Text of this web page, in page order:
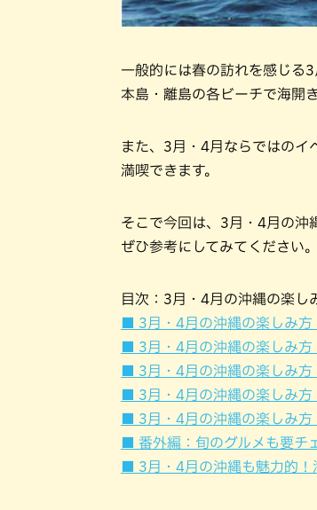
一般的には春の訪れを感じる
本島・離島の各ビーチで海開
また、3月・4月ならではのイ
満喫できます。
そこで今回は、3月・4月の沖
ぜひ参考にしてみてください。
目次：3月・4月の沖縄の楽し
■ 3月・4月の沖縄の楽しみ方
■ 3月・4月の沖縄の楽しみ方
■ 3月・4月の沖縄の楽しみ
■ 3月・4月の沖縄の楽しみ
■ 3月・4月の沖縄の楽しみ方
■ 番外編：旬のグルメも要チ
■ 3月・4月の沖縄も魅力的